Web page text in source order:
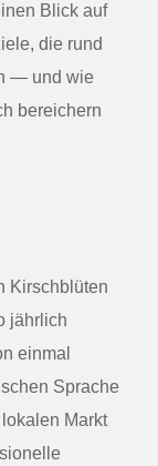
Blick auf
die rund
— und wie
bereichern
Kirschblüten
jährlich
einmal
Sprache
Markt